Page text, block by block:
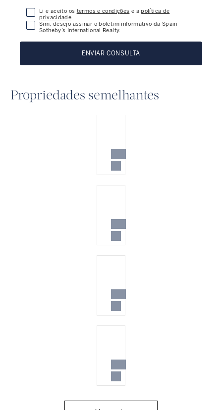
Li e aceito os termos e condições e apolítica de
privacidade.
Sim, desejo assinar o boletim informativo da Spain
Sotheby’s International Realty.
ENVIAR CONSULTA
Propriedades semelhantes